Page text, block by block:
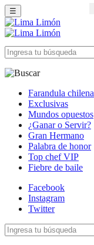
☰
Farandula chilena
Exclusivas
Mundos opuestos
¿Ganar o Servir?
Gran Hermano
Palabra de honor
Top chef VIP
Fiebre de baile
Facebook
Instagram
Twitter